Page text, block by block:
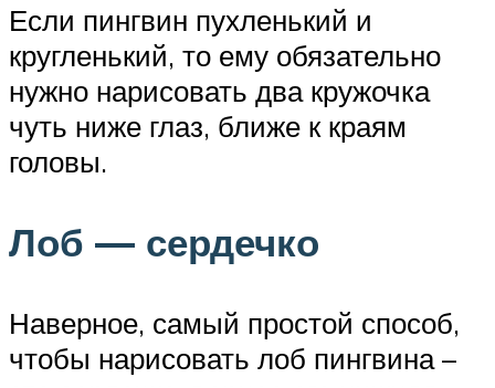
Если пингвин пухленький и
кругленький, то ему обязательно
нужно нарисовать два кружочка
чуть ниже глаз, ближе к краям
головы.
Лоб — сердечко
Наверное, самый простой способ,
чтобы нарисовать лоб пингвина –